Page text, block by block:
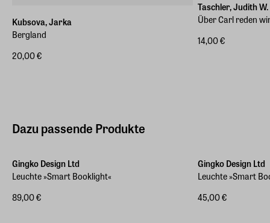
Kubsova, Jarka
Bergland
20,00 €
Taschler, Judith W.
Über Carl reden
14,00 €
Dazu passende Produkte
Gingko Design Ltd
Leuchte »Smart Booklight«
89,00 €
Gingko Design Ltd
Leuchte »Smart
45,00 €